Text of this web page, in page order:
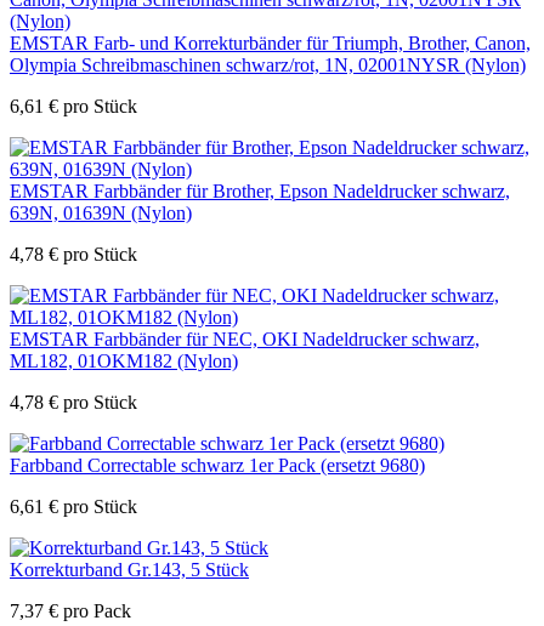
EMSTAR Farb- und Korrekturbänder für Triumph, Brother, Canon,
Olympia Schreibmaschinen schwarz/rot, 1N, 02001NYSR (Nylon)
6,61 € pro Stück
EMSTAR Farbbänder für Brother, Epson Nadeldrucker schwarz,
639N, 01639N (Nylon)
4,78 € pro Stück
EMSTAR Farbbänder für NEC, OKI Nadeldrucker schwarz,
ML182, 01OKM182 (Nylon)
4,78 € pro Stück
Farbband Correctable schwarz 1er Pack (ersetzt 9680)
6,61 € pro Stück
Korrekturband Gr.143, 5 Stück
7,37 € pro Pack